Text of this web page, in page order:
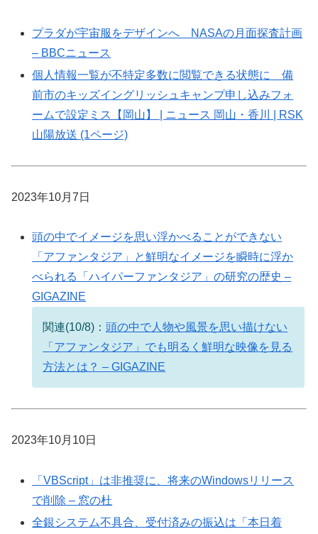
プラダが宇宙服をデザインへ NASAの月面探査計画
– BBCニュース
個人情報一覧が不特定多数に閲覧できる状態に 備
前市のキッズイングリッシュキャンプ申し込みフォ
ームで設定ミス【岡山】 | ニュース 岡山・香川 | RSK
山陽放送 (1ページ)
2023年10月7日
頭の中でイメージを思い浮かべることができない
「アファンタジア」と鮮明なイメージを瞬時に浮か
べられる「ハイパーファンタジア」の研究の歴史 –
GIGAZINE
関連(10/8)：頭の中で人物や風景を思い描けない
「アファンタジア」でも明るく鮮明な映像を見る
方法とは？ – GIGAZINE
2023年10月10日
「VBScript」は非推奨に、将来のWindowsリリース
で削除 – 窓の杜
全銀システム不具合、受付済みの振込は「本日着